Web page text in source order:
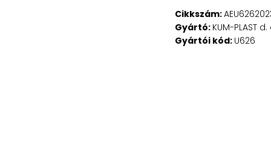
Cikkszám:
Gyártó: KUM-PLAST
Gyártói kód: U626